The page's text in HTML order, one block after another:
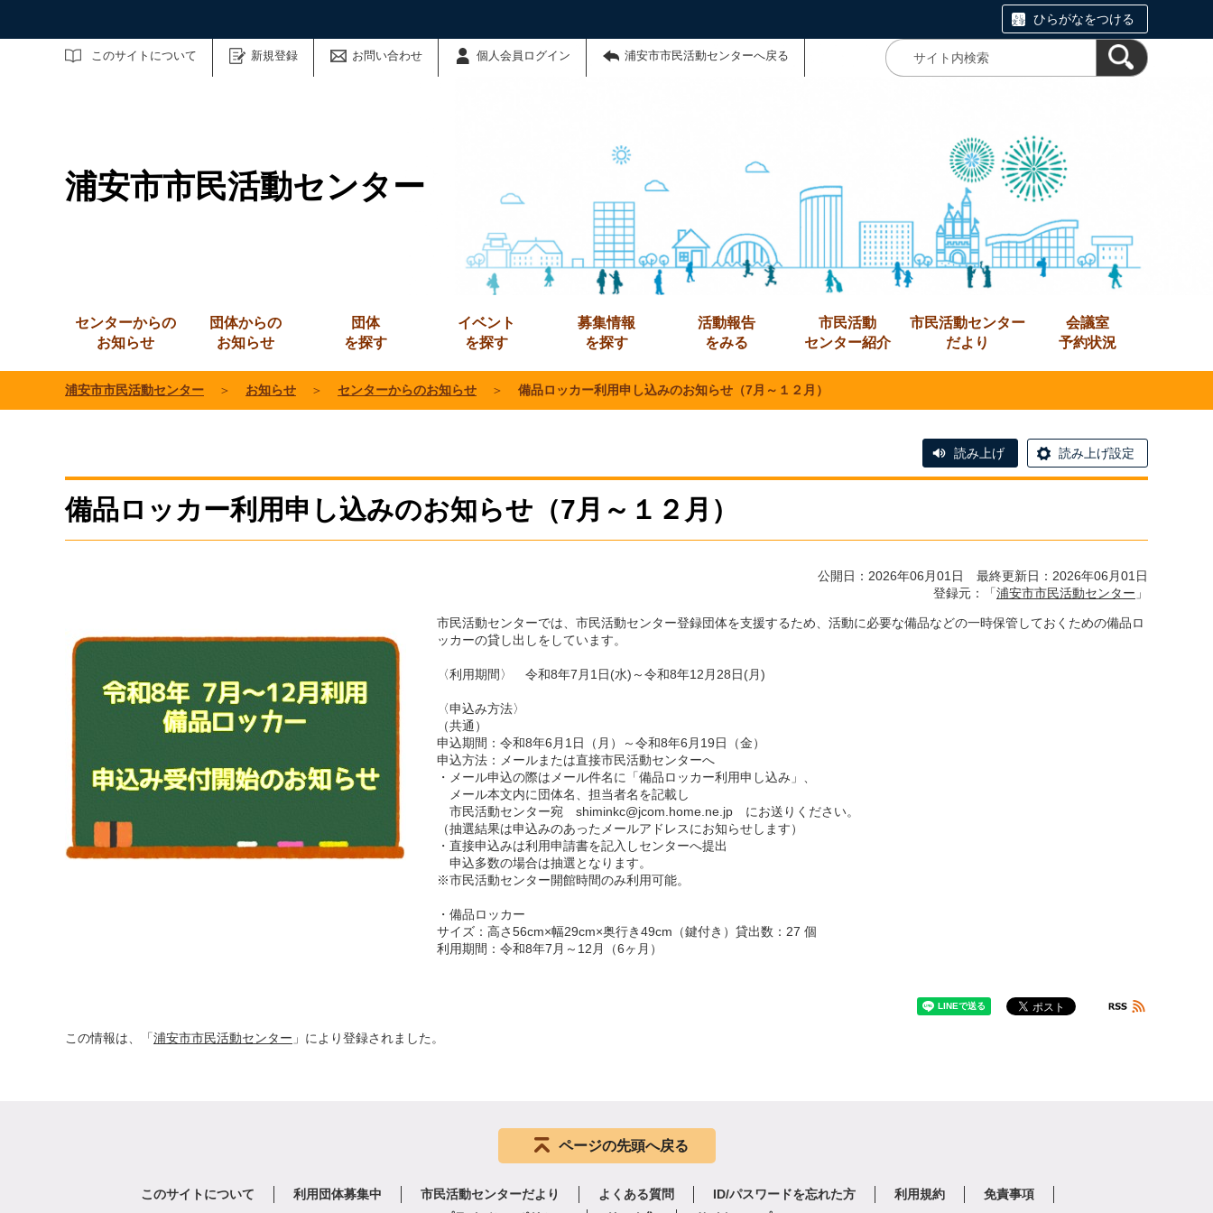
ひらがなをつける
このサイトについて 新規登録 お問い合わせ 個人会員ログイン 浦安市市民活動センターへ戻る
サイト内検索
浦安市市民活動センター
センターからの
お知らせ
団体からの
お知らせ
団体
を探す
イベント
を探す
募集情報
を探す
活動報告
をみる
市民活動
センター紹介
市民活動センター
だより
会議室
予約状況
浦安市市民活動センター ＞ お知らせ ＞ センターからのお知らせ ＞ 備品ロッカー利用申し込みのお知らせ（7月～１２月）
読み上げ 読み上げ設定
備品ロッカー利用申し込みのお知らせ（7月～１２月）
公開日：2026年06月01日 最終更新日：2026年06月01日
登録元：「浦安市市民活動センター 」
市民活動センターでは、市民活動センター登録団体を支援するため、活動に必要な備品などの一時保管しておくための備品ロ
ッカーの貸し出しをしています。
〈利用期間〉 令和8年7月1日(水)～令和8年12月28日(月)
〈申込み方法〉
（共通）
申込期間：令和8年6月1日（月）～令和8年6月19日（金）
申込方法：メールまたは直接市民活動センターへ
・メール申込の際はメール件名に「備品ロッカー利用申し込み」、
メール本文内に団体名、担当者名を記載し
市民活動センター宛 shiminkc@jcom.home.ne.jp にお送りください。
（抽選結果は申込みのあったメールアドレスにお知らせします）
・直接申込みは利用申請書を記入しセンターへ提出
申込多数の場合は抽選となります。
※市民活動センター開館時間のみ利用可能。
・備品ロッカー
サイズ：高さ56cm×幅29cm×奥行き49cm（鍵付き）貸出数：27 個
利用期間：令和8年7月～12月（6ヶ月）
この情報は、「浦安市市民活動センター 」により登録されました。
ページの先頭へ戻る
このサイトについて 利用団体募集中 市民活動センターだより よくある質問 ID/パスワードを忘れた方 利用規約
免責事項